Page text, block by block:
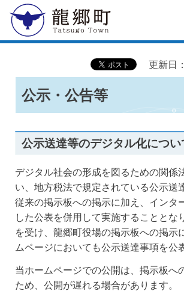
龍郷町
更新日
公示・公告等
公示送達等のデジタル化につい
デジタル社会の形成を図るための関係
い、地方税法で規定されている公示送
従来の掲示板への掲示に加え、インタ
した公表を併用して実施することとな
を受け、龍郷町役場の掲示板への掲示
ムページにおいても公示送達事項を公
当ホームページでの公開は、掲示板へ
ため、公開が遅れる場合があります。